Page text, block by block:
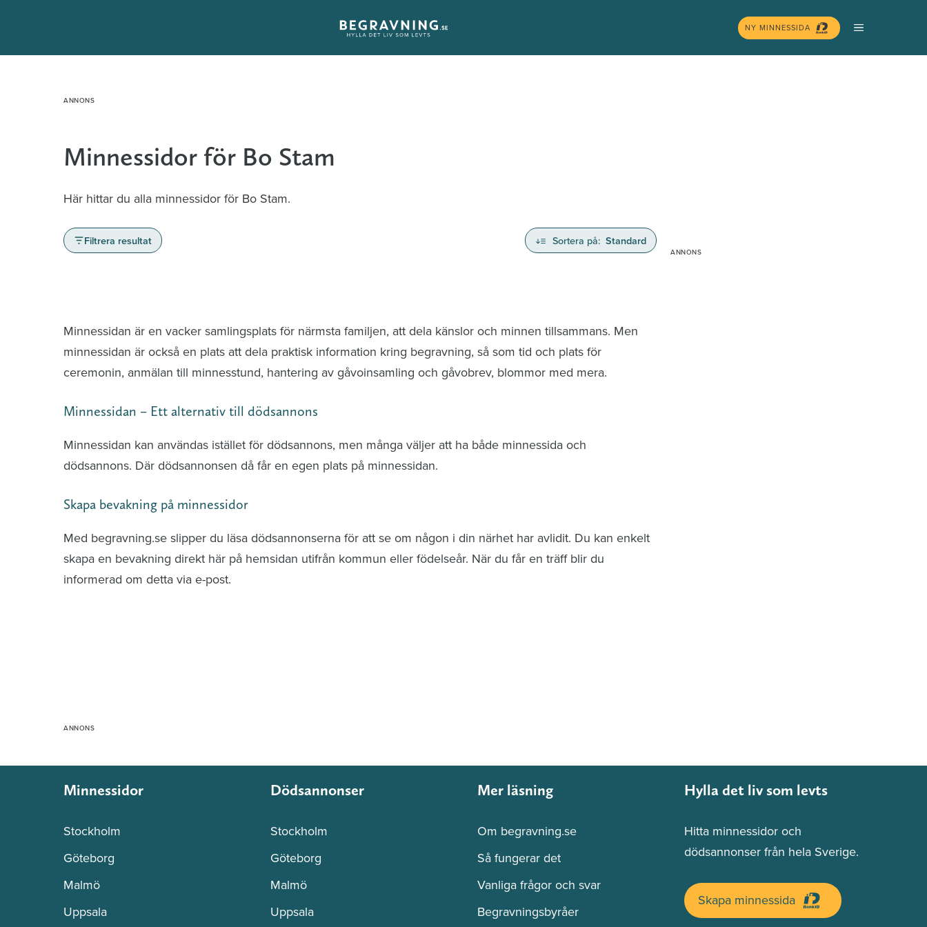
innehåll
NY MINNESSIDA MENY
Minnessidor för Bo Stam
Här hittar du alla minnessidor för Bo Stam.
Filtrera resultat Sortera på: Standard
Minnessidan är en vacker samlingsplats för närmsta familjen, att dela känslor och minnen tillsammans. Men
minnessidan är också en plats att dela praktisk information kring begravning, så som tid och plats för
ceremonin, anmälan till minnesstund, hantering av gåvoinsamling och gåvobrev, blommor med mera.
Minnessidan – Ett alternativ till dödsannons
Minnessidan kan användas istället för dödsannons, men många väljer att ha både minnessida och
dödsannons. Där dödsannonsen då får en egen plats på minnessidan.
Skapa bevakning på minnessidor
Med begravning.se slipper du läsa dödsannonserna för att se om någon i din närhet har avlidit. Du kan enkelt
skapa en bevakning direkt här på hemsidan utifrån kommun eller födelseår. När du får en träff blir du
informerad om detta via e-post.
Minnessidor
Stockholm
Göteborg
Malmö
Uppsala
Dödsannonser
Stockholm
Göteborg
Malmö
Uppsala
Mer läsning
Om begravning.se
Så fungerar det
Vanliga frågor och svar
Begravningsbyråer
Hylla det liv som levts
Hitta minnessidor och
dödsannonser från hela Sverige.
Skapa minnessida